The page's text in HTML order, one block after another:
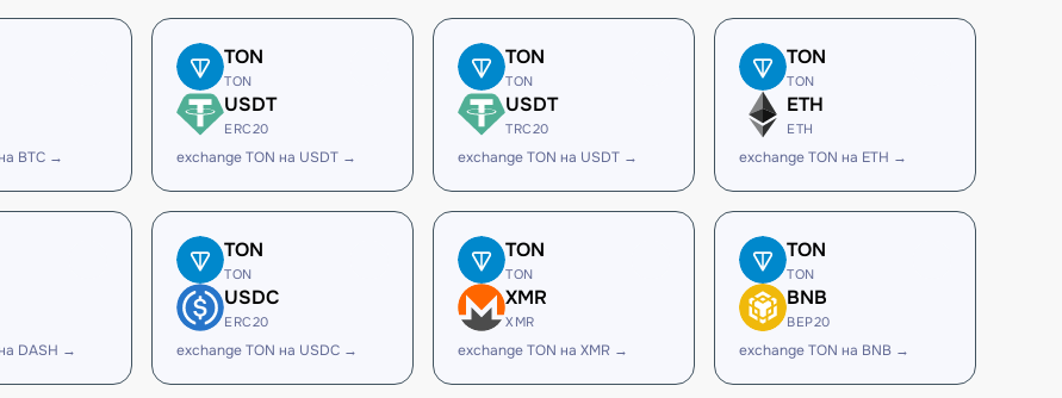
BTC →
TON
TON
USDT
ERC20
exchange TON на USDT →
TON
TON
USDT
TRC20
exchange TON на USDT →
TON
TON
ETH
ETH
exchange TON на ETH →
DASH →
TON
TON
USDC
ERC20
exchange TON на USDC →
TON
TON
XMR
XMR
exchange TON на XMR →
TON
TON
BNB
BEP20
exchange TON на BNB →